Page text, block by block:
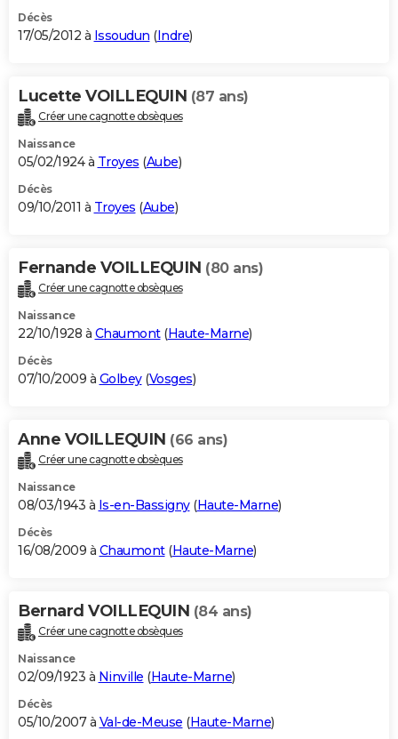
Décès
17/05/2012 à Issoudun (Indre)
Lucette VOILLEQUIN (87 ans)
Créer une cagnotte obsèques
Naissance
05/02/1924 à Troyes (Aube)
Décès
09/10/2011 à Troyes (Aube)
Fernande VOILLEQUIN (80 ans)
Créer une cagnotte obsèques
Naissance
22/10/1928 à Chaumont(Haute-Marne)
Décès
07/10/2009 à Golbey(Vosges)
Anne VOILLEQUIN (66 ans)
Créer une cagnotte obsèques
Naissance
08/03/1943 à Is-en-Bassigny(Haute-Marne)
Décès
16/08/2009 à Chaumont(Haute-Marne)
Bernard VOILLEQUIN (84 ans)
Créer une cagnotte obsèques
Naissance
02/09/1923 à Ninville (Haute-Marne)
Décès
05/10/2007 à Val-de-Meuse (Haute-Marne)